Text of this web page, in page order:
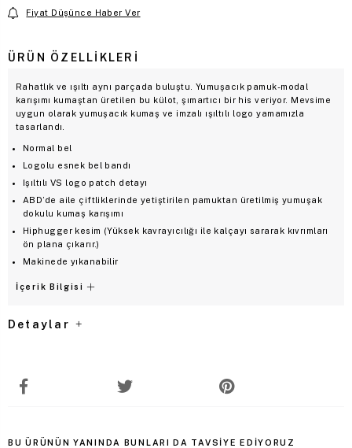
Fiyat Düşünce Haber Ver
ÜRÜN ÖZELLIKLERI
Rahatlık ve ışıltı aynı parçada buluştu. Yumuşacık pamuk-modal
karışımı kumaştan üretilen bu külot, şımartıcı bir his veriyor. Mevsime
uygun olarak yumuşacık kumaş ve imzalı ışıltılı logo yamamızla
tasarlandı.
Normal bel
Logolu esnek bel bandı
Işıltılı VS logo patch detayı
ABD’de aile çiftliklerinde yetiştirilen pamuktan üretilmiş yumuşak
dokulu kumaş karışımı
Hiphugger kesim (Yüksek kavrayıcılığı ile kalçayı sararak kıvrımları
ön plana çıkarır.)
Makinede yıkanabilir
İçerik Bilgisi
Detaylar
BU ÜRÜNÜN YANINDA BUNLARI DA TAVSIYE EDIYORUZ